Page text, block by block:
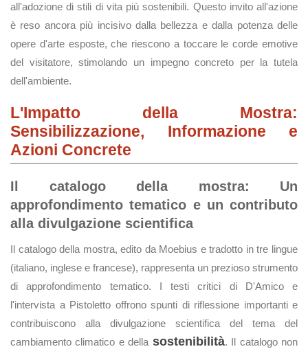
all'adozione di stili di vita più sostenibili. Questo invito all'azione
è reso ancora più incisivo dalla bellezza e dalla potenza delle
opere d'arte esposte, che riescono a toccare le corde emotive
del visitatore, stimolando un impegno concreto per la tutela
dell'ambiente.
L'Impatto della Mostra:
Sensibilizzazione, Informazione e
Azioni Concrete
Il catalogo della mostra: Un
approfondimento tematico e un contributo
alla divulgazione scientifica
Il catalogo della mostra, edito da Moebius e tradotto in tre lingue
(italiano, inglese e francese), rappresenta un prezioso strumento
di approfondimento tematico. I testi critici di D'Amico e
l'intervista a Pistoletto offrono spunti di riflessione importanti e
contribuiscono alla divulgazione scientifica del tema del
cambiamento climatico e della sostenibilità. Il catalogo non